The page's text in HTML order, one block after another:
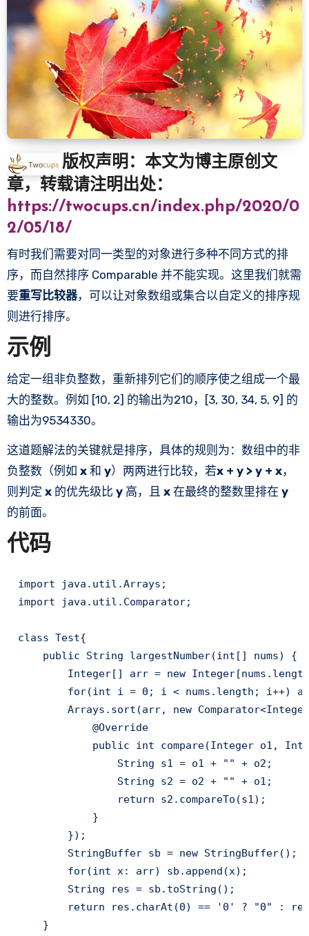
版权声明：本文为博主原创文
章，转载请注明出处：
https://twocups.cn/index.php/2020/0
2/05/18/
有时我们需要对同一类型的对象进行多种不同方式的排
序，而自然排序 Comparable 并不能实现。这里我们就需
要重写比较器，可以让对象数组或集合以自定义的排序规
则进行排序。
示例
给定一组非负整数，重新排列它们的顺序使之组成一个最
大的整数。例如 [10, 2] 的输出为210，[3, 30, 34, 5, 9] 的
输出为9534330。
这道题解法的关键就是排序，具体的规则为：数组中的非
负整数（例如 x和 y）两两进行比较，若x + y > y + x，
则判定 x 的优先级比 y高，且 x在最终的整数里排在 y
的前面。
代码
import java.util.Arrays;
import java.util.Comparator;
class Test{
    public String largestNumber(int[] nums) {
Integer[] arr = new
for(int i = 0; i < nums.length; i++)
Arrays.sort(arr, new
            @Override
public int compare(Integer o1,
                String s1 = o1 + "" + o2;
                String s2 = o2 + "" + o1;
                return s2.compareTo(s1);
            }
        });
        StringBuffer sb = new StringBuffer();
        for(int x: arr) sb.append(x);
        String res = sb.toString();
return res.charAt(0) == '0' ? "0" :
    }